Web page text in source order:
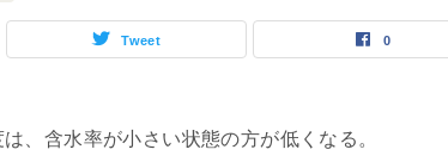
Tweet 0
、含水率が小さい状態の方が低くなる。